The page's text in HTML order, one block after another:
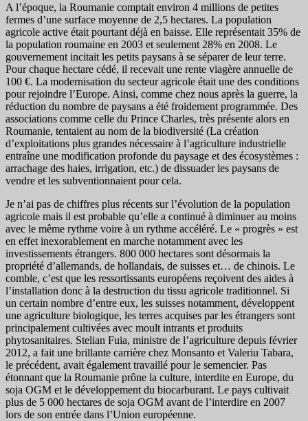
A l’époque, la Roumanie comptait environ 4 millions de petites
fermes d’une surface moyenne de 2,5 hectares. La population
agricole active était pourtant déjà en baisse. Elle représentait 35% de
la population roumaine en 2003 et seulement 28% en 2008. Le
gouvernement incitait les petits paysans à se séparer de leur terre.
Pour chaque hectare cédé, il recevait une rente viagère annuelle de
100 €. La modernisation du secteur agricole était une des conditions
pour rejoindre l’Europe. Ainsi, comme chez nous après la guerre, la
réduction du nombre de paysans a été froidement programmée. Des
associations comme celle du Prince Charles, très présente alors en
Roumanie, tentaient au nom de la biodiversité (La création
d’exploitations plus grandes nécessaire à l’agriculture industrielle
entraîne une modification profonde du paysage et des écosystèmes :
arrachage des haies, irrigation, etc.) de dissuader les paysans de
vendre et les subventionnaient pour cela.
Je n’ai pas de chiffres plus récents sur l’évolution de la population
agricole mais il est probable qu’elle a continué à diminuer au moins
avec le même rythme voire à un rythme accéléré. Le « progrès » est
en effet inexorablement en marche notamment avec les
investissements étrangers. 800 000 hectares sont désormais la
propriété d’allemands, de hollandais, de suisses et… de chinois. Le
comble, c’est que les ressortissants européens reçoivent des aides à
l’installation donc à la destruction du tissu agricole traditionnel. Si
un certain nombre d’entre eux, les suisses notamment, développent
une agriculture biologique, les terres acquises par les étrangers sont
principalement cultivées avec moult intrants et produits
phytosanitaires. Stelian Fuia, ministre de l’agriculture depuis février
2012, a fait une brillante carrière chez Monsanto et Valeriu Tabara,
le précédent, avait également travaillé pour le semencier. Pas
étonnant que la Roumanie prône la culture, interdite en Europe, du
soja OGM et le développement du biocarburant. Le pays cultivait
plus de 5 000 hectares de soja OGM avant de l’interdire en 2007
lors de son entrée dans l’Union européenne.